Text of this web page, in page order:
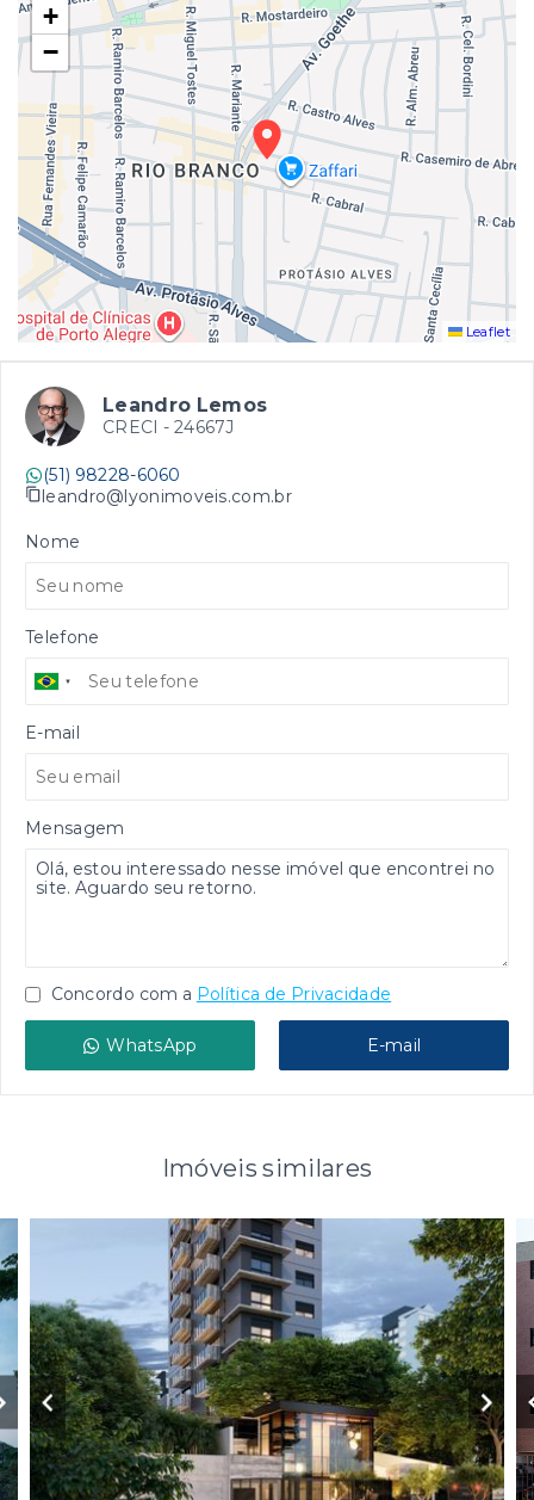
+
−
Leaflet
Leandro Lemos
CRECI - 24667J
(51) 98228-6060
leandro@lyonimoveis.com.br
Nome
Telefone
E-mail
Mensagem
Concordo com a Política de Privacidade
WhatsApp E-mail
Imóveis similares